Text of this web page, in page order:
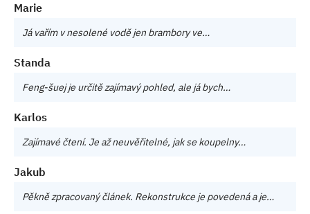
Marie
Já vařím v nesolené vodě jen brambory ve…
Standa
Feng-šuej je určitě zajímavý pohled, ale já bych…
Karlos
Zajímavé čtení. Je až neuvěřitelné, jak se koupelny…
Jakub
Pěkně zpracovaný článek. Rekonstrukce je povedená a je…